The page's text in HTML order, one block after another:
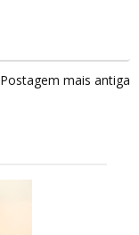
Postagem mais antiga